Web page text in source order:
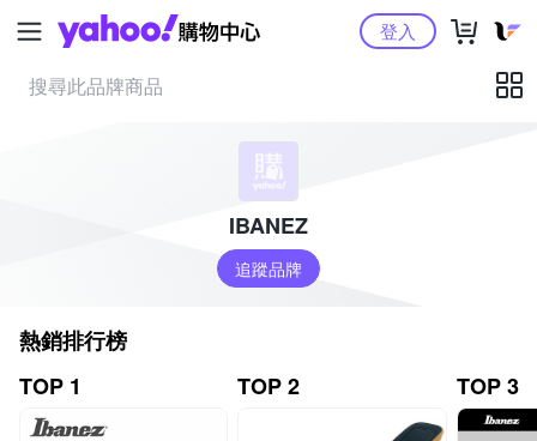
Yahoo購物中心登入
IBANEZ
追蹤品牌
熱銷排行榜
TOP 1
TOP 2 TOP 3